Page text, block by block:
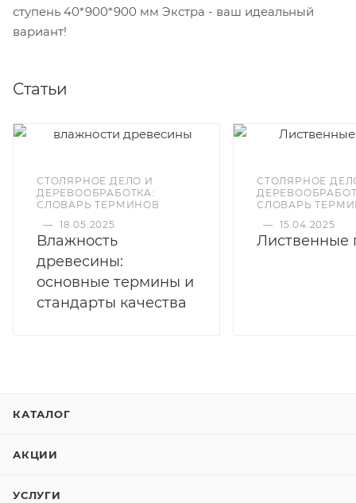
ступень 40*900*900 мм Экстра - ваш идеальный
вариант!
Статьи
СТОЛЯРНОЕ ДЕЛО И
ДЕРЕВООБРАБОТКА:
СЛОВАРЬ ТЕРМИНОВ
— 18.05.2025
Влажность
древесины:
основные термины и
стандарты качества
СТОЛЯРНОЕ
СЛОВАРЬ
— 15.04.2025
Лиственные
КАТАЛОГ
АКЦИИ
УСЛУГИ